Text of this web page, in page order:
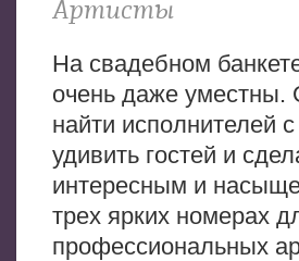
Артисты
На свадебном
очень даже уместны.
найти исполнителей
удивить гостей и
интересным и
трех ярких номерах
профессиональных